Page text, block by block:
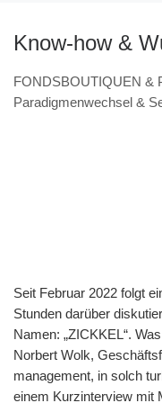
Know-how &
FONDSBOUTIQUEN &
Paradigmenwechsel &
Seit Februar 2022 folgt
Stunden darüber
Namen: „ZICKKEL“.
Norbert Wolk,
management, in solch
einem Kurzinterview mit